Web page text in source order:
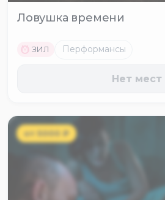
Ловушка времени
M ЗИЛ Перформансы
Нет мест
от 5000 ₽